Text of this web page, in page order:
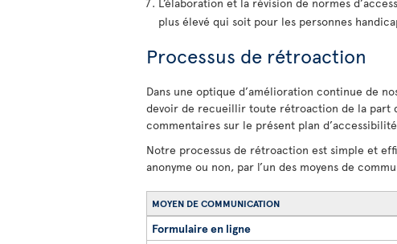
plus élevé qui soit pour les personnes
Processus de rétroaction
Dans une optique d’amélioration continue de
devoir de recueillir toute rétroaction de la part
commentaires sur le présent plan
Notre processus de rétroaction est simple et
anonyme ou non, par l’un des moyens de
MOYEN DE COMMUNICATION
Formulaire en ligne